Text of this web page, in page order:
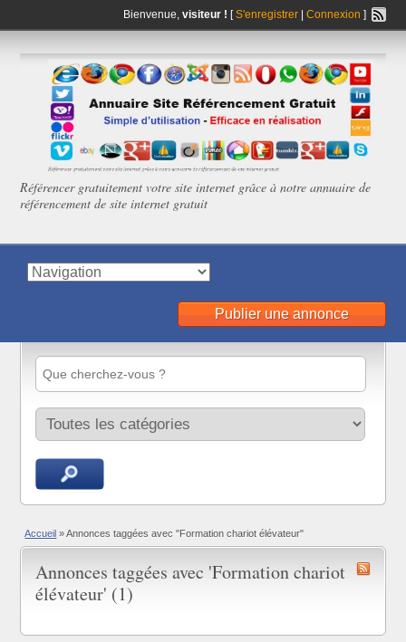
Bienvenue, visiteur ! [S'enregistrer| Connexion ]
Référencer gratuitement votre site internet grâce à notre annuaire de
référencement de site internet gratuit
Publier une annonce
Accueil » Annonces taggées avec "Formation chariot élévateur"
Annonces taggées avec 'Formation chariot
élévateur' (1)